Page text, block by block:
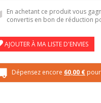
En achetant ce produit vous
convertis en bon de réduction
AJOUTER À MA LISTE D'ENVIES
Dépensez encore 60,00 €pour